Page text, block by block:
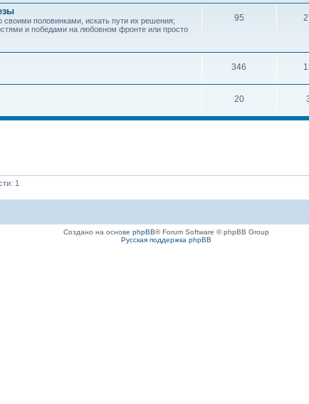
половинками, искать пути их решения;
и победами на любовном фронте или просто
95
346
20
1
Создано на основе phpBB® Forum Software © phpBB Group
Русская поддержка phpBB